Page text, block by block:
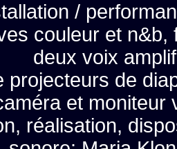
/
couleur et
deux voix
projecteurs de
et moniteur
réalisation,